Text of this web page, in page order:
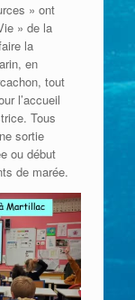
» ont
» de la
la
en
tout
l’accueil
Tous
sortie
ou début
de marée.